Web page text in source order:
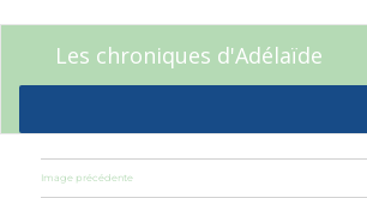
Les chroniques d'Adélaïde
Image précédente